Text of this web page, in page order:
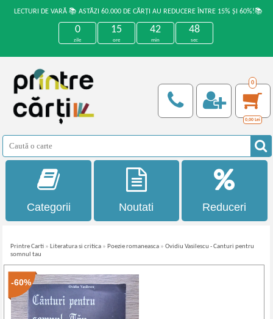
LECTURI DE VARĂ 📚 ASTĂZI 60.000 DE CĂRȚI AU REDUCERE ÎNTRE 15% ȘI 60%!📚
0
zile
15
ore
42
min
48
sec
0
0,00 Lei
Categorii Noutati Reduceri
Printre Carti » Literatura si critica » Poezie romaneasca »Ovidiu Vasilescu - Canturi pentru
somnul tau
-60%